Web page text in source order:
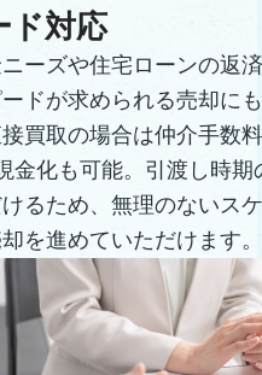
ド対応
ーズや住宅ローンの返
ドが求められる売却に
買取の場合は仲介手数
金化も可能。引渡し時期
るため、無理のないス
を進めていただけます。